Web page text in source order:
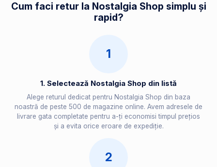
Cum faci retur la Nostalgia Shop simplu și
rapid?
1
1. Selectează Nostalgia Shop din listă
Alege returul dedicat pentru Nostalgia Shop din baza
noastră de peste 500 de magazine online. Avem adresele de
livrare gata completate pentru a-ți economisi timpul prețios
și a evita orice eroare de expediție.
2